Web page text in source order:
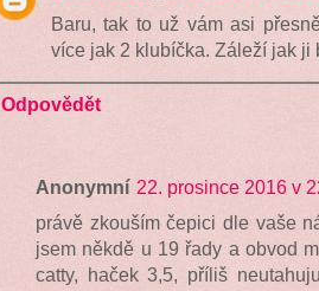
Baru, tak to už vám asi
více jak 2 klubíčka. Záleží jak ji
Odpovědět
Anonymní 22. prosince 2016 v
právě zkouším čepici dle vaše
jsem někdě u 19 řady a obvod
catty, haček 3,5, příliš